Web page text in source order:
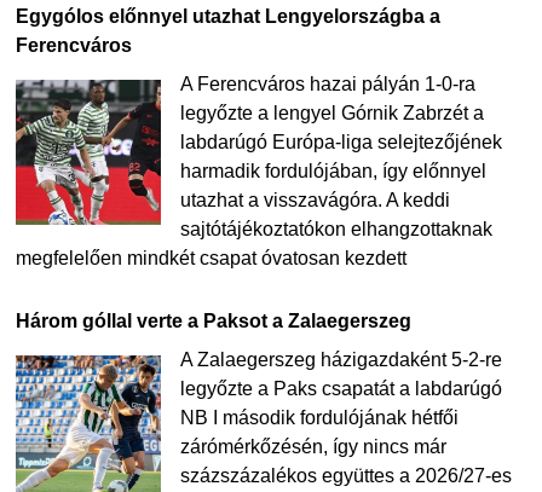
Egygólos előnnyel utazhat Lengyelországba a
Ferencváros
A Ferencváros hazai pályán 1-0-ra
legyőzte a lengyel Górnik Zabrzét a
labdarúgó Európa-liga selejtezőjének
harmadik fordulójában, így előnnyel
utazhat a visszavágóra. A keddi
sajtótájékoztatókon elhangzottaknak
megfelelően mindkét csapat óvatosan kezdett
Három góllal verte a Paksot a Zalaegerszeg
A Zalaegerszeg házigazdaként 5-2-re
legyőzte a Paks csapatát a labdarúgó
NB I második fordulójának hétfői
zárómérkőzésén, így nincs már
százszázalékos együttes a 2026/27-es